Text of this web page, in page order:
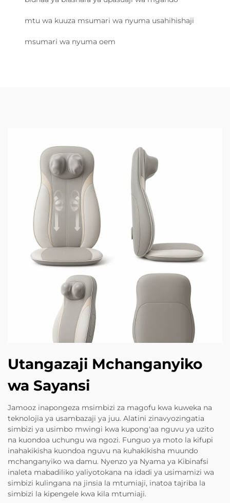
mtu wa kuuza msumari wa nyuma usahihishaji
msumari wa nyuma oem
Utangazaji Mchanganyiko
wa Sayansi
Jamooz inapongeza msimbizi za magofu kwa kuweka na
teknolojia ya usambazaji ya juu. Alatini zinavyozingatia
simbizi ya usimbo mwingi kwa kupong'aa nguvu ya uzito
na kuondoa uchungu wa ngozi. Funguo ya moto la kifupi
inahakikisha kuondoa nguvu na kuhakikisha muundo
mchanganyiko wa damu. Nyenzo ya Nyama ya Kibinafsi
inaleta mabadiliko yaliyotokana na idadi ya usimamizi wa
simbizi kulingana na jinsia la mtumiaji, inatoa tajriba la
simbizi la kipengele kwa kila mtumiaji.